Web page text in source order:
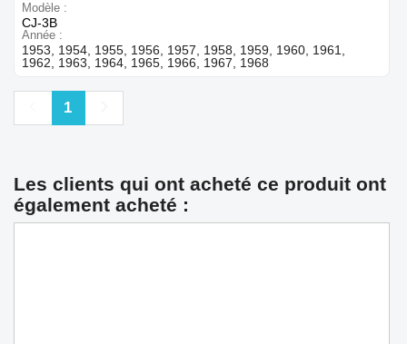
Modèle
CJ-3B
Année
1953, 1954, 1955, 1956, 1957, 1958, 1959, 1960, 1961,
1962, 1963, 1964, 1965, 1966, 1967, 1968
Précédent
1
Les clients qui ont acheté ce produit ont
également acheté :